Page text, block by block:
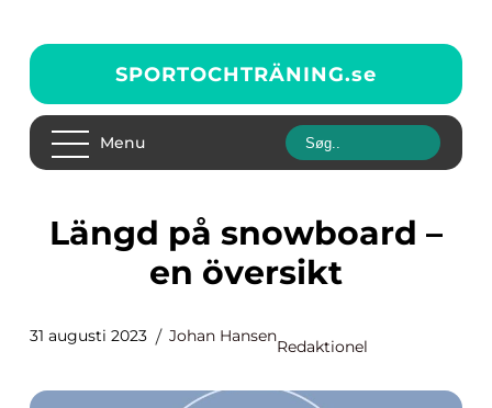
SPORTOCHTRÄNING.se
Menu
Längd på snowboard –
en översikt
31 augusti 2023 Johan Hansen
Redaktionel